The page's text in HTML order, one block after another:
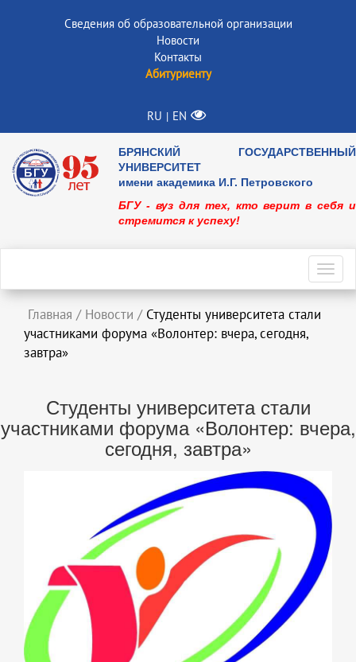
Сведения об образовательной организации
Новости
Контакты
Абитуриенту
RU | EN
БРЯНСКИЙ ГОСУДАРСТВЕННЫЙ
УНИВЕРСИТЕТ
имени академика И.Г. Петровского
БГУ - вуз для тех, кто верит в себя и
стремится к успеху!
Главная / Новости / Студенты университета стали
участниками форума «Волонтер: вчера, сегодня,
завтра»
Студенты университета стали
участниками форума «Волонтер: вчера,
сегодня, завтра»